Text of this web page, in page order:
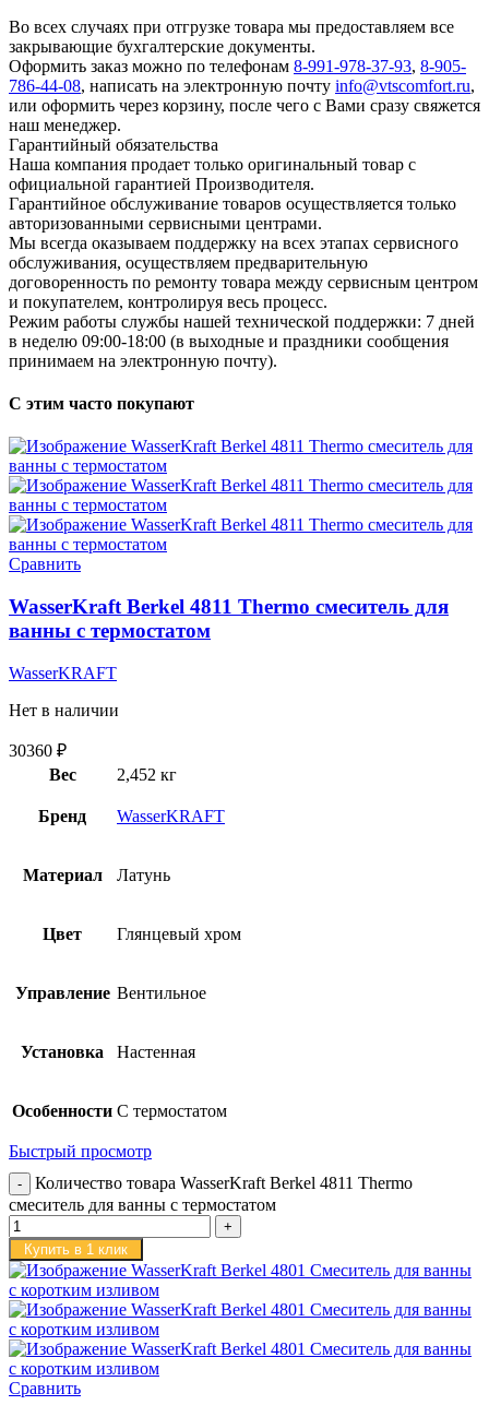
Во всех случаях при отгрузке товара мы предоставляем все
закрывающие бухгалтерские документы.
Оформить заказ можно по телефонам 8-991-978-37-93, 8-905-
786-44-08, написать на электронную почту info@vtscomfort.ru,
или оформить через корзину, после чего с Вами сразу свяжется
наш менеджер.
Гарантийный обязательства
Наша компания продает только оригинальный товар с
официальной гарантией Производителя.
Гарантийное обслуживание товаров осуществляется только
авторизованными сервисными центрами.
Мы всегда оказываем поддержку на всех этапах сервисного
обслуживания, осуществляем предварительную
договоренность по ремонту товара между сервисным центром
и покупателем, контролируя весь процесс.
Режим работы службы нашей технической поддержки: 7 дней
в неделю 09:00-18:00 (в выходные и праздники сообщения
принимаем на электронную почту).
С этим часто покупают
Сравнить
WasserKraft Berkel 4811 Thermo смеситель для
ванны с термостатом
WasserKRAFT
Нет в наличии
30360 ₽
Вес
2,452 кг
Бренд WasserKRAFT
Материал Латунь
Цвет Глянцевый хром
Управление Вентильное
Установка Настенная
Особенности С термостатом
Быстрый просмотр
Количество товара WasserKraft Berkel 4811 Thermo
смеситель для ванны с термостатом
Купить в 1 клик
Сравнить